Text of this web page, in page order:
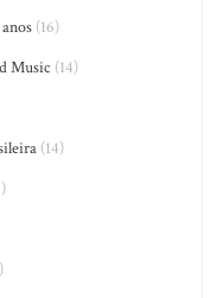
(16)
Music (14)
(14)